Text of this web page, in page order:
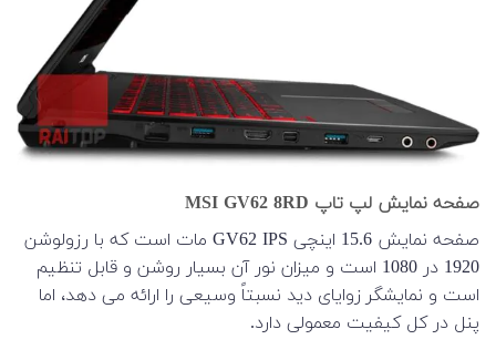
صفحه نمایش لپ تاپ MSI GV62 8RD
صفحه نمایش 15.6 اینچی GV62 IPS مات است که با رزولوشن
1920 در 1080 است و میزان نور آن بسیار روشن و قابل تنظیم
است و نمایشگر زوایای دید نسبتاً وسیعی را ارائه می دهد، اما
پنل در کل کیفیت معمولی دارد.